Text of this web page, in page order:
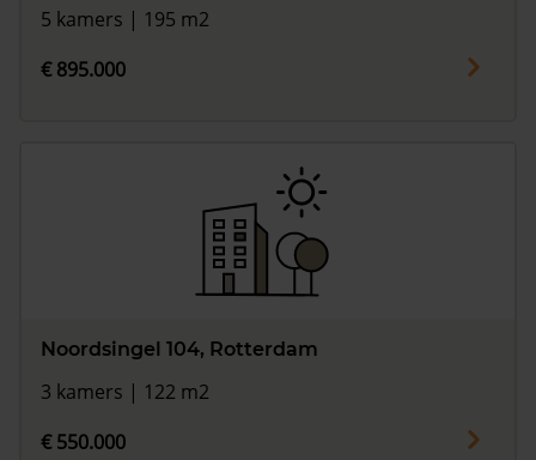
5 kamers | 195 m2
€ 895.000
Noordsingel 104, Rotterdam
3 kamers | 122 m2
€ 550.000